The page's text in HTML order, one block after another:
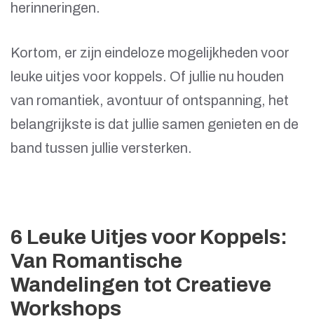
herinneringen.
Kortom, er zijn eindeloze mogelijkheden voor
leuke uitjes voor koppels. Of jullie nu houden
van romantiek, avontuur of ontspanning, het
belangrijkste is dat jullie samen genieten en de
band tussen jullie versterken.
6 Leuke Uitjes voor Koppels:
Van Romantische
Wandelingen tot Creatieve
Workshops